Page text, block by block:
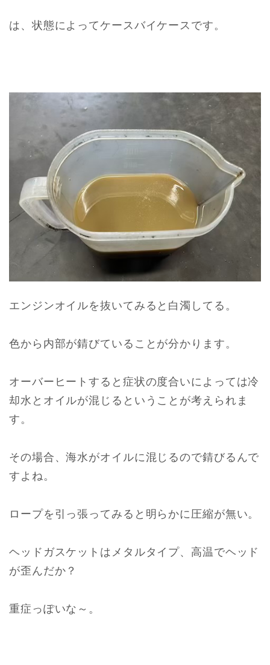
は、状態によってケースバイケースです。
エンジンオイルを抜いてみると白濁してる。
色から内部が錆びていることが分かります。
オーバーヒートすると症状の度合いによっては冷
却水とオイルが混じるということが考えられま
す。
その場合、海水がオイルに混じるので錆びるんで
すよね。
ロープを引っ張ってみると明らかに圧縮が無い。
ヘッドガスケットはメタルタイプ、高温でヘッド
が歪んだか？
重症っぽいな～。